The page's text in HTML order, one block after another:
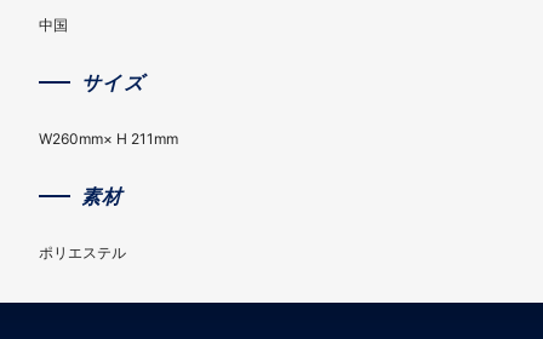
中国
サイズ
W260mm× H 211mm
素材
ポリエステル